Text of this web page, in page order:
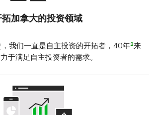
拓加拿大的投资领域
我们一直是自主投资的开拓者，40年2来
于满足自主投资者的需求。